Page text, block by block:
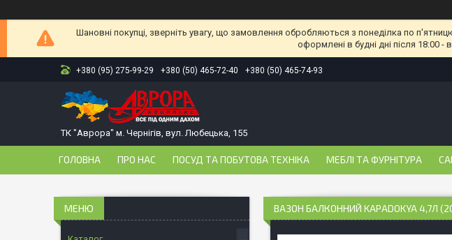
Шановні покупці, зверніть увагу, що замовлення обробляються з понеділка по
оформлені в будні дні після 18:00
+380 (95) 275-99-29 +380 (50) 465-72-40 +380 (50) 465-74-93
ТК "Аврора" м. Чернігів, вул. Любецька, 155
ГОЛОВНА ПРО НАС ПОСУД ТА ПОБУТОВА ТЕХНІКА МЕБЛІ ТА ФУРНІТУРА
ВАЗОН БАЛКОННИЙ KAPADOKYA 4,7Л